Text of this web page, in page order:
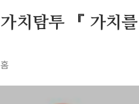
가치탐투 『 가치
홈